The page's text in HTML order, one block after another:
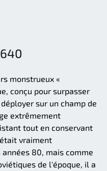
640
monstrueux «
conçu pour surpasser
sur un champ de
extrêmement
tout en conservant
vraiment
80, mais comme
de l'époque, il a